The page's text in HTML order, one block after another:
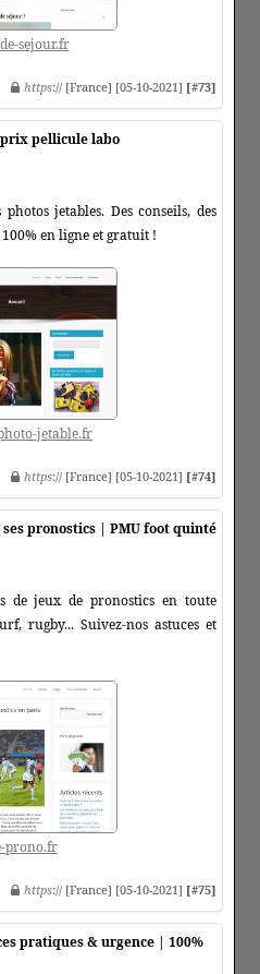
sejour.fr
https:// [France] [05-10-2021] [#73]
pellicule labo
jetables. Des conseils, des
100% en ligne et gratuit !
jetable.fr
https:// [France] [05-10-2021] [#74]
pronostics | PMU foot quinté
de jeux de pronostics en toute
rugby... Suivez-nos astuces et
prono.fr
https:// [France] [05-10-2021] [#75]
pratiques & urgence | 100%